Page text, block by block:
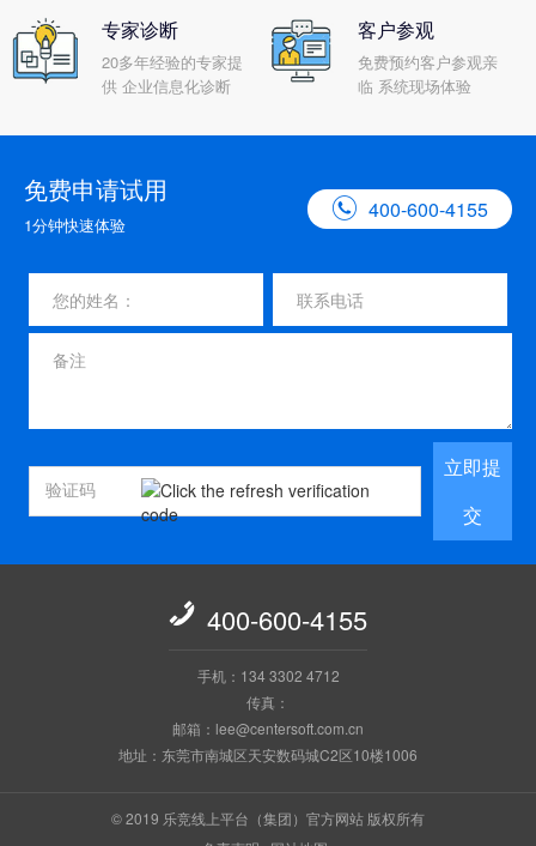
专家诊断
20多年经验的专家提
供 企业信息化诊断
客户参观
免费预约客户参观亲
临 系统现场体验
免费申请试用
1分钟快速体验
 400-600-4155
立即提
交
 400-600-4155
手机：134 3302 4712
传真：
邮箱：lee@centersoft.com.cn
地址：东莞市南城区天安数码城C2区10楼1006
© 2019 乐竞线上平台（集团）官方网站 版权所有